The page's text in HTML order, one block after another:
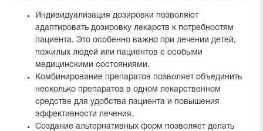
Индивидуализация дозировки позволяют
адаптировать дозировку лекарств к потребностям
пациента. Это особенно важно при лечении детей,
пожилых людей или пациентов с особыми
медицинскими состояниями.
Комбинирование препаратов позволяет объединить
несколько препаратов в одном лекарственном
средстве для удобства пациента и повышения
эффективности лечения.
Создание альтернативных форм позволяет делать